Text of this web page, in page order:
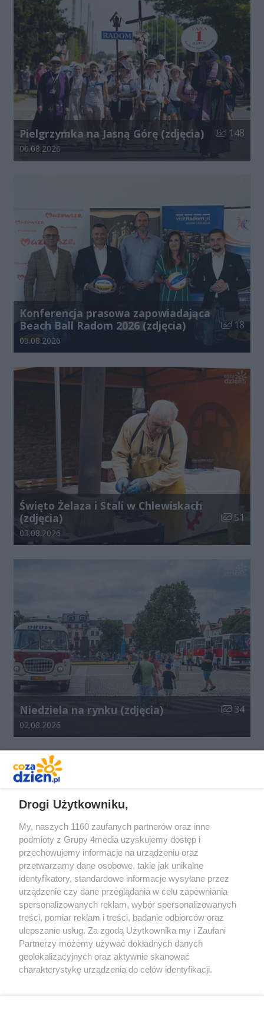
Pielgrzymka na Jasną Górę (zdjęcia) Liczba
148
Data dodania galerii:
06.08.2026
Konferencja prasowa zapowiadająca
Beach Ball Radom 2026 (zdjęcia)
Liczba
18
Data dodania galerii:
05.08.2026
Święto Żelaza i Stali w Chlewiskach
(zdjęcia)
Liczba
51
Data dodania galerii:
03.08.2026
Niedziela na rynku (zdjęcia) Liczba
34
Data dodania galerii:
02.08.2026
Redakcja Reklama Prywatność
Praca Łódź
the:protocol
Drogi Użytkowniku,
My, naszych 1160 zaufanych partnerów oraz inne
podmioty z Grupy 4media uzyskujemy dostęp i
przechowujemy informacje na urządzeniu oraz
przetwarzamy dane osobowe, takie jak unikalne
identyfikatory, standardowe informacje wysyłane przez
urządzenie czy dane przeglądania w celu zapewniania
spersonalizowanych reklam, wybór spersonalizowanych
treści, pomiar reklam i treści, badanie odbiorców oraz
ulepszanie usług. Za zgodą Użytkownika my i Zaufani
Partnerzy możemy używać dokładnych danych
geolokalizacyjnych oraz aktywnie skanować
charakterystykę urządzenia do celów identyfikacji.